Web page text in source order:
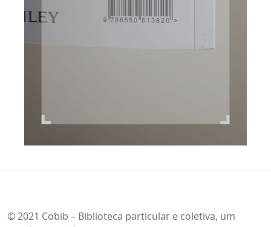
© 2021 Cobib – Biblioteca particular e coletiva, um